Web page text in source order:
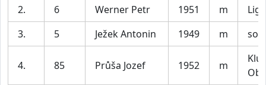
2.
6 Werner Petr 1951 m
3.
5 Ježek Antonin 1949 m
4. 85 Průša Jozef 1952 m